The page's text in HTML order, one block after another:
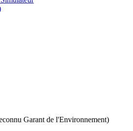
Garant de l'Environnement)